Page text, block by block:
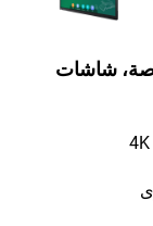
مسطحة بحجم 85 بوصة، شاشات